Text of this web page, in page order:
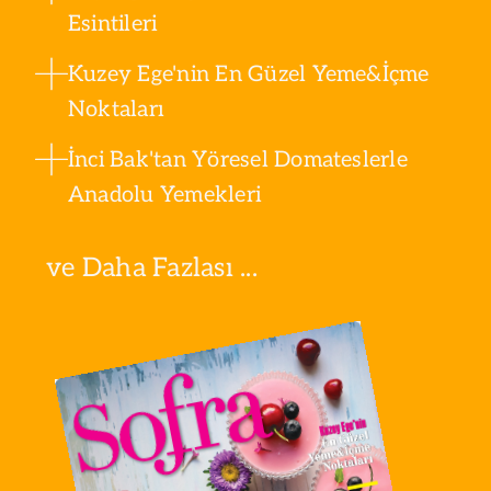
Esintileri
Kuzey Ege'nin En Güzel Yeme&İçme
Noktaları
İnci Bak'tan Yöresel Domateslerle
Anadolu Yemekleri
ve Daha Fazlası ...